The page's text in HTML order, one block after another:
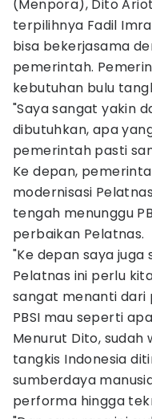
(Menpora), Dito
terpilihnya Fadil
bisa bekerjasama
pemerintah.
kebutuhan bulu
"Saya sangat yakin
dibutuhkan, apa
pemerintah pasti
Ke depan,
modernisasi
tengah menunggu
perbaikan Pelatnas.
"Ke depan saya juga
Pelatnas ini perlu
sangat menanti dari
PBSI mau seperti
Menurut Dito, sudah
tangkis Indonesia
sumberdaya
performa hingga